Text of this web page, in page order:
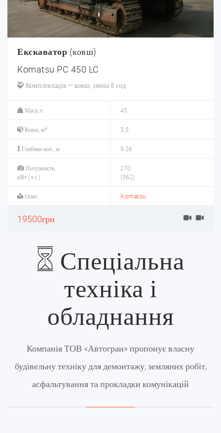
Екскаватор (ковш)
Komatsu PC 450 LC
Комплектація — ковш, зміна 8 год
Маса, т 45
Ковш, м³ 3.5
Глибина коп., м 9.26
Потужність,
кВт (л.с.)
270
(362)
Опис Komatsu
19500грн ·
Спеціальна
техніка і
обладнання
Компанія ТОВ «Автогран» пропонує власну
будівельну техніку для демонтажу, земляних робіт,
асфальтування та прокладки комунікацій